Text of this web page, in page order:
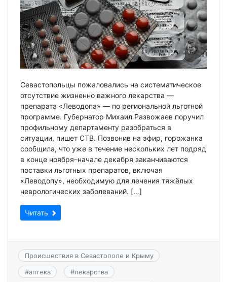
Севастопольцы пожаловались на систематическое
отсутствие жизненно важного лекарства —
препарата «Леводопа» — по региональной льготной
программе. Губернатор Михаил Развожаев поручил
профильному департаменту разобраться в
ситуации, пишет СТВ. Позвонив на эфир, горожанка
сообщила, что уже в течение нескольких лет подряд
в конце ноября–начале декабря заканчиваются
поставки льготных препаратов, включая
«Леводопу», необходимую для лечения тяжёлых
неврологических заболеваний. […]
Читать
Происшествия в Севастополе и Крыму
#аптека #лекарства